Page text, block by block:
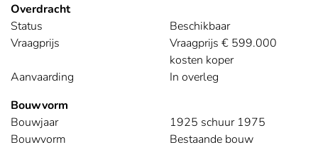
Overdracht
Status
Beschikbaar
Vraagprijs
Vraagprijs € 599.000
kosten koper
Aanvaarding
In overleg
Bouwvorm
Bouwjaar
1925 schuur 1975
Bouwvorm
Bestaande bouw